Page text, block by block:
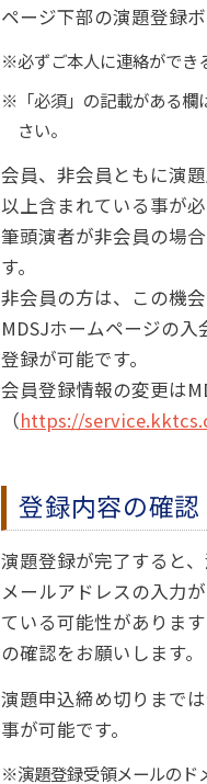
ページ下部の演題登録
※必ずご本人に連絡ができ
※「必須」の記載がある欄
さい。
会員、非会員ともに演
以上含まれている事が
筆頭演者が非会員の場
す。
非会員の方は、この機
MDSJホームページの入
登録が可能です。
会員登録情報の変更は
（https://
登録内容の確
演題登録が完了すると
メールアドレスの入力
ている可能性がありま
の確認をお願いします。
演題申込締め切りまで
事が可能です。
※演題登録受領メールの